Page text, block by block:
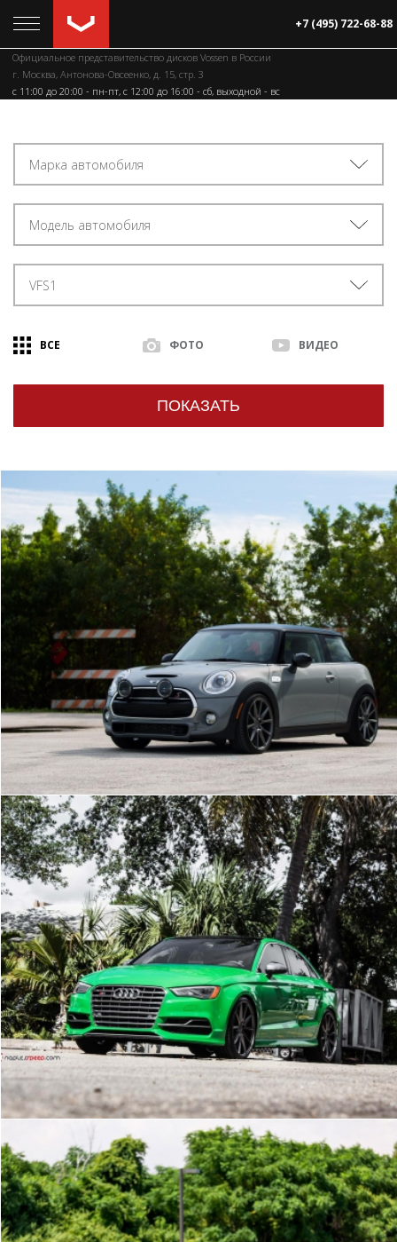
+7 (495) 722-68-88
Официальное представительство дисков Vossen в России
г. Москва, Антонова-Овсеенко, д. 15, стр. 3
c 11:00 до 20:00 - пн-пт, с 12:00 до 16:00 - сб, выходной - вс
Марка автомобиля
Модель автомобиля
VFS1
ВСЕ ФОТО ВИДЕО